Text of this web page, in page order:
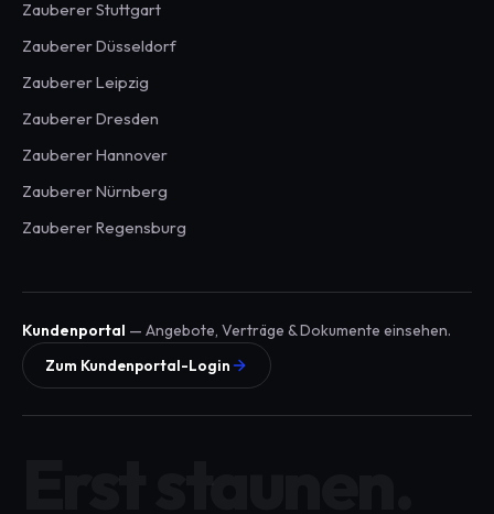
ZaubererStuttgart
ZaubererDüsseldorf
ZaubererLeipzig
ZaubererDresden
ZaubererHannover
ZaubererNürnberg
ZaubererRegensburg
Kundenportal — Angebote, Verträge & Dokumente einsehen.
Zum Kundenportal-Login